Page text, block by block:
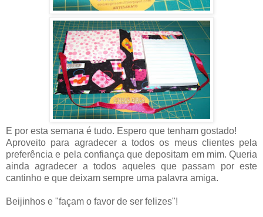
E por esta semana é tudo. Espero que tenham gostado!
Aproveito para agradecer a todos os meus clientes pela
preferência e pela confiança que depositam em mim. Queria
ainda agradecer a todos aqueles que passam por este
cantinho e que deixam sempre uma palavra amiga.
Beijinhos e "façam o favor de ser felizes"!